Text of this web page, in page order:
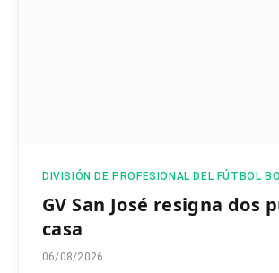
DIVISIÓN DE PROFESIONAL DEL FÚTBOL
GV San José resigna dos
casa
06/08/2026